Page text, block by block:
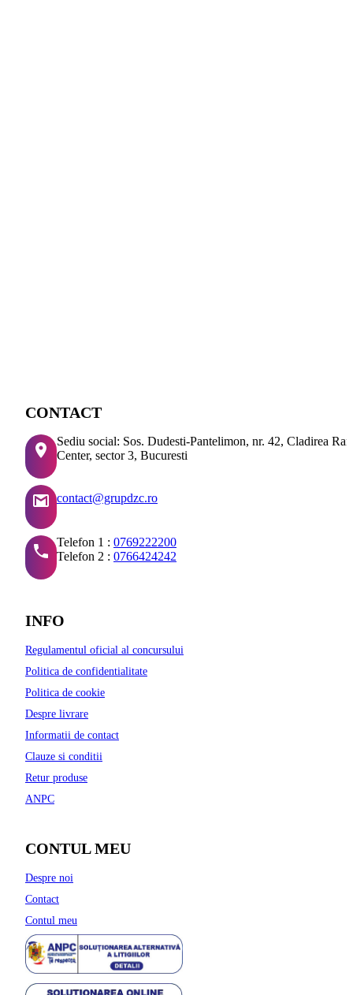
CONTACT
Sediu social: Sos. Dudesti-Pantelimon, nr. 42, Cladirea
Center, sector 3, Bucuresti
contact@grupdzc.ro
Telefon 1 : 0769222200
Telefon 2 : 0766424242
INFO
Regulamentul oficial al concursului
Politica de confidentialitate
Politica de cookie
Despre livrare
Informatii de contact
Clauze si conditii
Retur produse
ANPC
CONTUL MEU
Despre noi
Contact
Contul meu